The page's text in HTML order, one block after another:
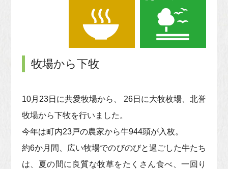
牧場から下牧
10月23日に共愛牧場から、 26日に大牧枚場、北誉
牧場から下牧を行いました。
今年は町内23戸の農家から牛944頭が入枚。
約6か月間、広い牧場でのびのびと過ごした牛たち
は、夏の間に良質な牧草をたくさん食べ、一回り